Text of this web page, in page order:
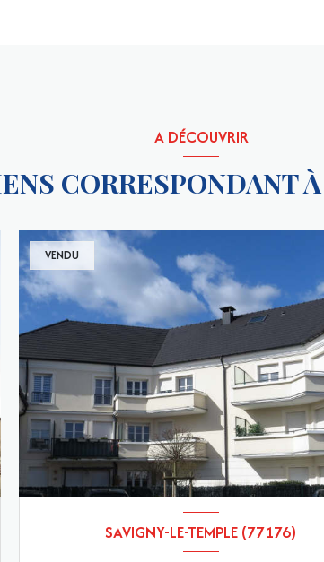
A DÉCOUVRIR
CORRESPONDANT
VENDU
SAVIGNY-LE-TEMPLE (77176)